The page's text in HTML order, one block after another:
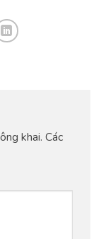
khai. Các